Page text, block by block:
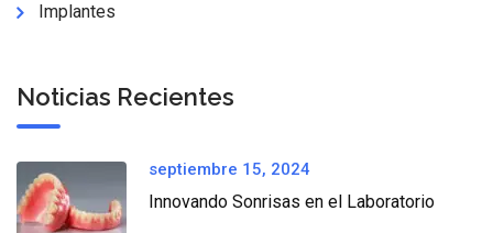
Implantes
Noticias Recientes
septiembre 15, 2024
Innovando Sonrisas en el Laboratorio